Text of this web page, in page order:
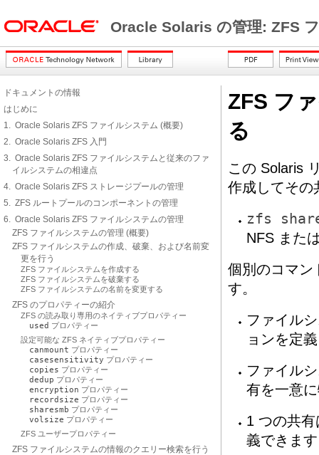
Oracle Solaris の管理: ZFS
ドキュメントの情報
はじめに
1. Oracle Solaris ZFS ファイルシステム (概要)
2. Oracle Solaris ZFS 入門
3. Oracle Solaris ZFS ファイルシステムと従来のファ
イルシステムの相違点
4. Oracle Solaris ZFS ストレージプールの管理
5. ZFS ルートプールのコンポーネントの管理
6. Oracle Solaris ZFS ファイルシステムの管理
ZFS ファイルシステムの管理 (概要)
ZFS ファイルシステムの作成、破棄、および名前変
更を行う
ZFS ファイルシステムを作成する
ZFS ファイルシステムを破棄する
ZFS ファイルシステムの名前を変更する
ZFS のプロパティーの紹介
ZFS の読み取り専用のネイティブプロパティー
used プロパティー
設定可能な ZFS ネイティブプロパティー
canmount プロパティー
casesensitivity プロパティー
copies プロパティー
dedup プロパティー
encryption プロパティー
recordsize プロパティー
sharesmb プロパティー
volsize プロパティー
ZFS ユーザープロパティー
ZFS ファイルシステムの情報のクエリー検索を行う
ZFS フ
る
この Solaris
作成してその
zfs
NFS また
個別のコマン
す。
ファイル
ョンを定
ファイル
有を一意
1 つの共
義できま